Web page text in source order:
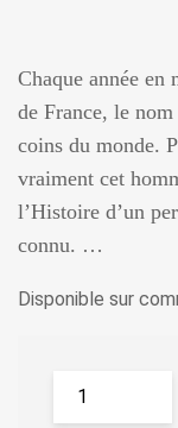
Chaque année en
de France, le
coins du monde.
vraiment cet
l’Histoire d’un
connu. …
Disponible sur